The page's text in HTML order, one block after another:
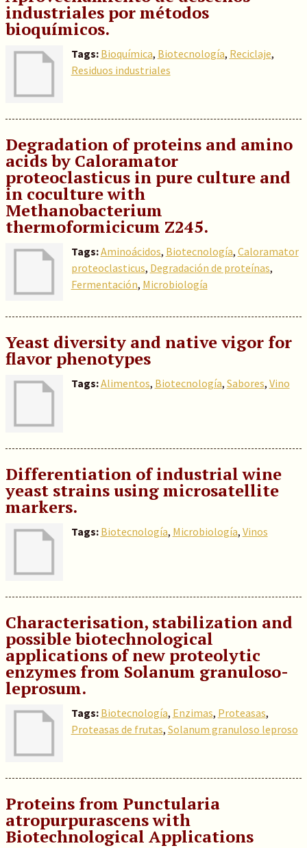
industriales por métodos
bioquímicos.
Tags: Bioquímica, Biotecnología, Reciclaje,
Residuos industriales
Degradation of proteins and amino
acids by Caloramator
proteoclasticus in pure culture and
in coculture with
Methanobacterium
thermoformicicum Z245.
Tags:Aminoácidos, Biotecnología, Caloramator
proteoclasticus, Degradación de proteínas,
Fermentación, Microbiología
Yeast diversity and native vigor for
flavor phenotypes
Tags:Alimentos, Biotecnología, Sabores, Vino
Differentiation of industrial wine
yeast strains using microsatellite
markers.
Tags: Biotecnología, Microbiología, Vinos
Characterisation, stabilization and
possible biotechnological
applications of new proteolytic
enzymes from Solanum granuloso-
leprosum.
Tags: Biotecnología, Enzimas, Proteasas,
Proteasas de frutas, Solanum granuloso leproso
Proteins from Punctularia
atropurpurascens with
Biotechnological Applications